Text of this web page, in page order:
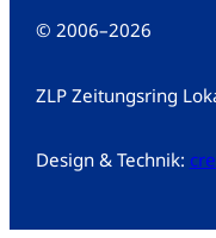
© 2006–2026
ZLP Zeitungsring
Design & Technik: